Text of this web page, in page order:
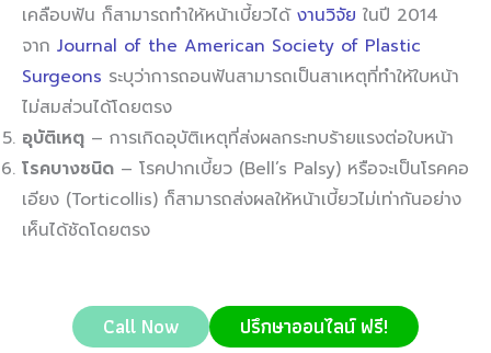
เคลือบฟัน ก็สามารถทำให้หน้าเบี้ยวได้ งานวิจัย ในปี 2014
จาก Journal of the American Society of Plastic
Surgeons ระบุว่าการถอนฟันสามารถเป็นสาเหตุที่ทำให้ใบหน้า
ไม่สมส่วนได้โดยตรง
อุบัติเหตุ – การเกิดอุบัติเหตุที่ส่งผลกระทบร้ายแรงต่อใบหน้า
โรคบางชนิด – โรคปากเบี้ยว (Bell’s Palsy) หรือจะเป็นโรคคอ
เอียง (Torticollis) ก็สามารถส่งผลให้หน้าเบี้ยวไม่เท่ากันอย่าง
เห็นได้ชัดโดยตรง
Call Now ปรึกษาออนไลน์ ฟรี!